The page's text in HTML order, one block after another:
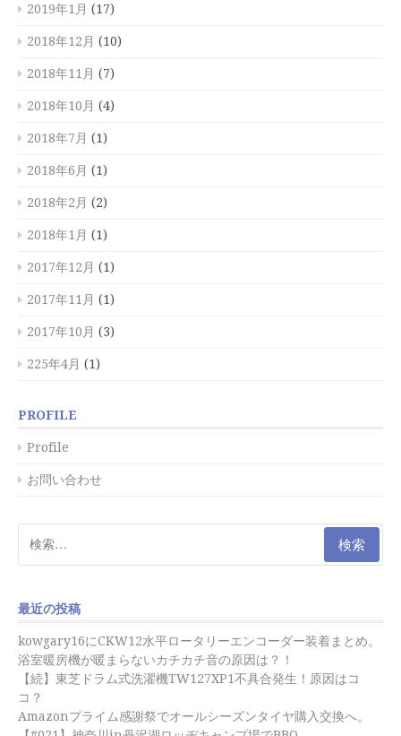
2019年1月 (17)
2018年12月 (10)
2018年11月 (7)
2018年10月 (4)
2018年7月 (1)
2018年6月 (1)
2018年2月 (2)
2018年1月 (1)
2017年12月 (1)
2017年11月 (1)
2017年10月 (3)
225年4月 (1)
PROFILE
Profile
お問い合わせ
索:
最近の投稿
kowgary16にCKW12水平ロータリーエンコーダー装着まとめ。
浴室暖房機が暖まらないカチカチ音の原因は？！
【続】東芝ドラム式洗濯機TW127XP1不具合発生！原因はコ
コ？
Amazonプライム感謝祭でオールシーズンタイヤ購入交換へ。